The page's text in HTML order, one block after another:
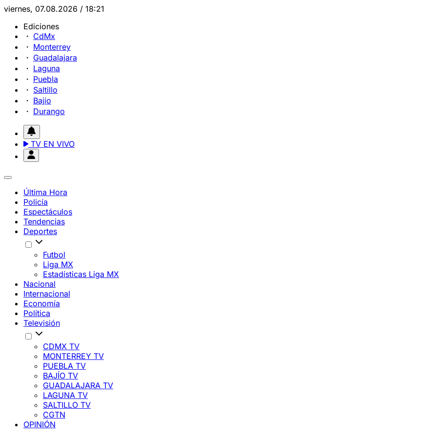
viernes, 07.08.2026 / 18:21
Ediciones
CdMx
Monterrey
Guadalajara
Laguna
Puebla
Saltillo
Bajío
Durango
TV EN VIVO
Última Hora
Policía
Espectáculos
Tendencias
Deportes
Futbol
Liga MX
Estadísticas Liga MX
Nacional
Internacional
Economía
Política
Televisión
CDMX TV
MONTERREY TV
PUEBLA TV
BAJÍO TV
GUADALAJARA TV
LAGUNA TV
SALTILLO TV
CGTN
OPINIÓN